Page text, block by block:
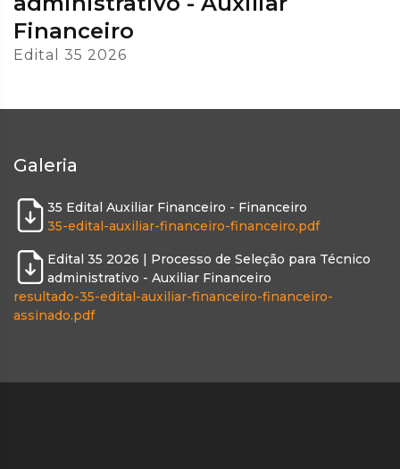
Financeiro
Edital 35 2026
Galeria
35 Edital Auxiliar Financeiro - Financeiro
35-edital-auxiliar-financeiro-financeiro.pdf
Edital 35 2026 | Processo de Seleção para Técnico
administrativo - Auxiliar Financeiro
resultado-35-edital-auxiliar-financeiro-financeiro-
assinado.pdf